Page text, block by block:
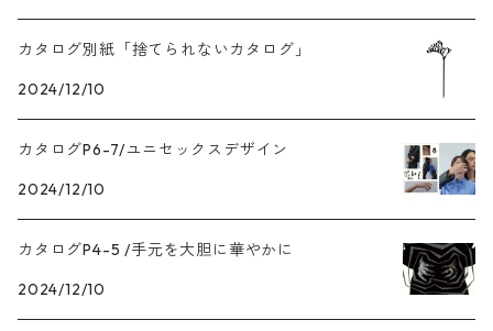
enren series/エンレン シリーズ
PEARL /パール
Tahiti pearl /タヒチパール
EN series/エンシリーズ
baroque pearl /バロックパール
PEARL
BRACELET
iPhone12series
カタログ別紙「捨てられないカタログ」
2024/12/10
カタログP6-7/ユニセックスデザイン
2024/12/10
カタログP4-5 /手元を大胆に華やかに
2024/12/10